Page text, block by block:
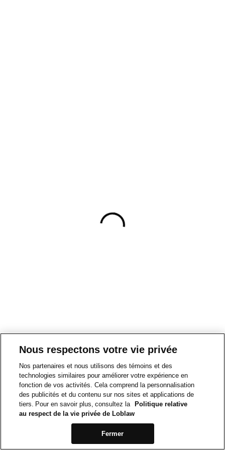
Nous respectons votre vie privée
Nos partenaires et nous utilisons des témoins et des
technologies similaires pour améliorer votre expérience en
fonction de vos activités. Cela comprend la personnalisation
des publicités et du contenu sur nos sites et applications de
tiers. Pour en savoir plus, consultez la
Politique relative
au respect de la vie privée de Loblaw
Fermer